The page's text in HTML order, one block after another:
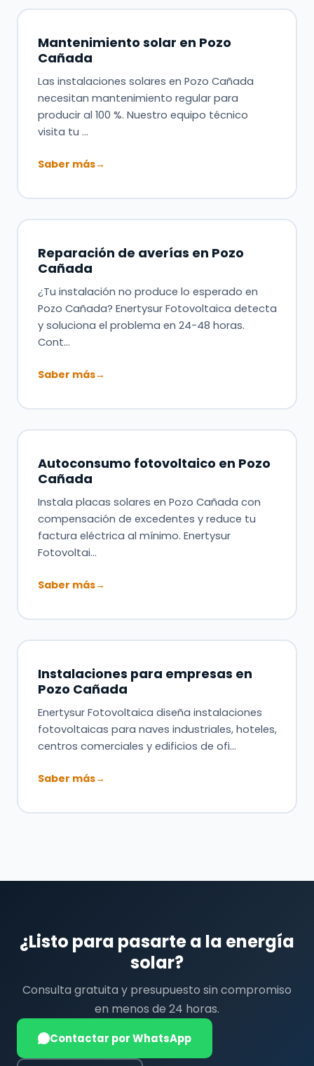
Mantenimiento solar en Pozo
Cañada
Las instalaciones solares en Pozo Cañada
necesitan mantenimiento regular para
producir al 100 %. Nuestro equipo técnico
visita tu …
Saber más→
Reparación de averías en Pozo
Cañada
¿Tu instalación no produce lo esperado en
Pozo Cañada? Enertysur Fotovoltaica detecta
y soluciona el problema en 24-48 horas.
Cont…
Saber más→
Autoconsumo fotovoltaico en Pozo
Cañada
Instala placas solares en Pozo Cañada con
compensación de excedentes y reduce tu
factura eléctrica al mínimo. Enertysur
Fotovoltai…
Saber más→
Instalaciones para empresas en
Pozo Cañada
Enertysur Fotovoltaica diseña instalaciones
fotovoltaicas para naves industriales, hoteles,
centros comerciales y edificios de ofi…
Saber más→
¿Listo para pasarte a la energía
solar?
Consulta gratuita y presupuesto sin compromiso
en menos de 24 horas.
Contactar por WhatsApp